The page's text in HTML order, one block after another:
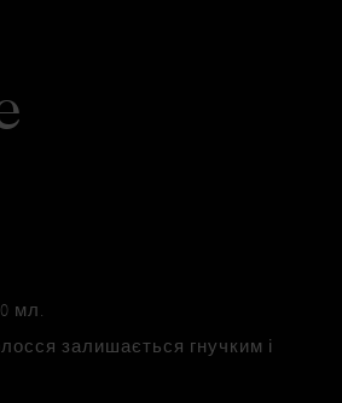
мл.
залишається гнучким і